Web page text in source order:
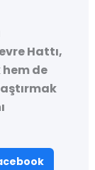
Hattı,
de